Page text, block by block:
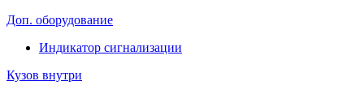
Доп. оборудование
Индикатор сигнализации
Кузов внутри